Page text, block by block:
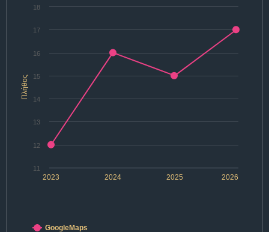
Πλήθος
2024 2026
2023 2025
11
12
13
14
15
16
17
18
GoogleMaps